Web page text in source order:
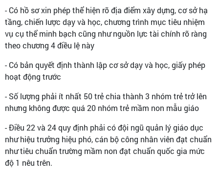
- Có hồ sơ xin phép thể hiện rõ địa điểm xây dựng, cơ sở hạ
tầng, chiến lược dạy và học, chương trình mục tiêu nhiệm
vụ cụ thể minh bạch cũng như nguồn lực tài chính rõ ràng
theo chương 4 điều lệ này
- Có bản quyết định thành lập cơ sở dạy và học, giấy phép
hoạt động trước
- Số lượng phải ít nhất 50 trẻ chia thành 3 nhóm trẻ trở lên
nhưng không được quá 20 nhóm trẻ mầm non mẫu giáo
- Điều 22 và 24 quy định phải có đội ngũ quản lý giáo dục
như hiệu trưởng hiệu phó, cán bộ công nhân viên đạt chuẩn
như tiêu chuẩn trường mầm non đạt chuẩn quốc gia mức
độ 1 nêu trên.